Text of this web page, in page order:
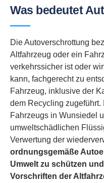
Was bedeutet
Die Autoverschrottung
Altfahrzeug oder ein
verkehrssicher ist oder
kann, fachgerecht zu
Fahrzeug, inklusive der
dem Recycling zugeführt.
Fahrzeugs in Wunsiedel
umweltschädlichen
Verwertung der
ordnungsgemäße
Umwelt zu schützen
Vorschriften der